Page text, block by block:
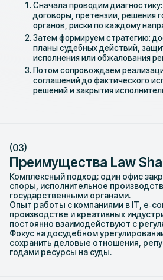
Сначала проводим
договоры, претензии, решения
органов, риски по каждому
Затем формируем стратегию:
планы судебных действий,
исполнения или обжалования
Потом сопровождаем
соглашений до фактического
решений и закрытия
(03)
Преимущества Law
Комплексный подход: один офис
споры, исполнительное
государственными органами.​
Опыт работы с компаниями в IT,
производстве и креативных
постоянно взаимодействуют с
Фокус на досудебном
сохранить деловые отношения,
годами ресурсы на суды.​